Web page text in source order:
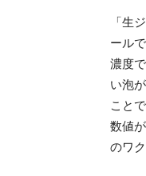
「生
ール
濃度
い泡
こと
数値
のワ